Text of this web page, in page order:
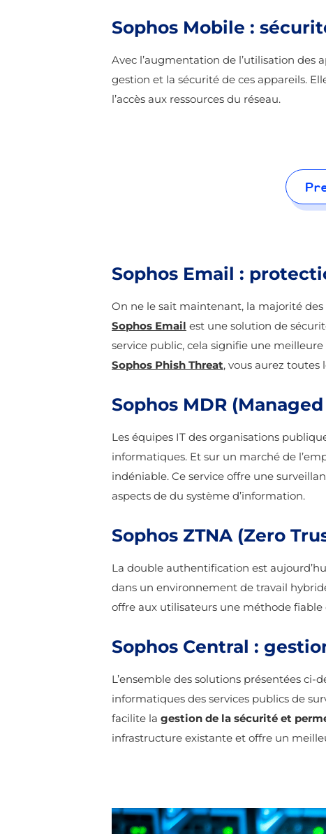
Sophos Mobile :
Avec l’augmentation de l’utilisation des
gestion et la sécurité de ces appareils.
l’accès aux ressources du réseau.
Sophos Email :
On ne le sait maintenant, la majorité des
Sophos Email est une solution de
service public, cela signifie une
Sophos Phish Threat, vous aurez toutes
Sophos MDR
Les équipes IT des organisations
informatiques. Et sur un marché de
indéniable. Ce service offre une
aspects de du système d’information.
Sophos ZTNA (Zero
La double authentification est
dans un environnement de travail
offre aux utilisateurs une méthode fiable
Sophos Central :
L’ensemble des solutions présentées ci-
informatiques des services publics de
facilite la gestion de la sécurité et
infrastructure existante et offre un